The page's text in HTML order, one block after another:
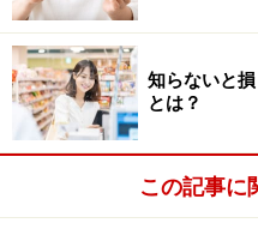
しかし、ANAカードの場合
ポイントの有効期限
れ管理する必要があります
きっちり管理できない場
目すれば良いJALカードの
ワケ2：通常よりも少ない
知らないと
とは？
この記事に